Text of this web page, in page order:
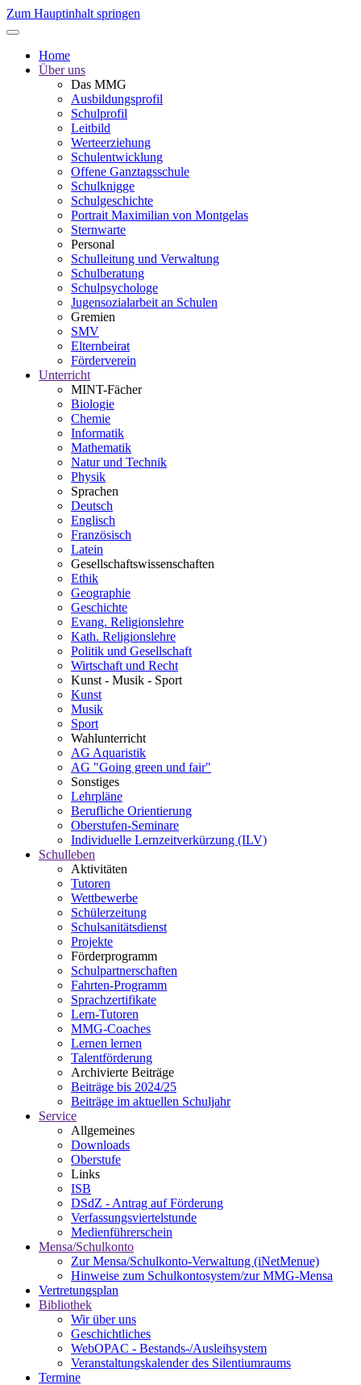
Zum Hauptinhalt springen
Home
Über uns
Das MMG
Ausbildungsprofil
Schulprofil
Leitbild
Werteerziehung
Schulentwicklung
Offene Ganztagsschule
Schulknigge
Schulgeschichte
Portrait Maximilian von Montgelas
Sternwarte
Personal
Schulleitung und Verwaltung
Schulberatung
Schulpsychologe
Jugensozialarbeit an Schulen
Gremien
SMV
Elternbeirat
Förderverein
Unterricht
MINT-Fächer
Biologie
Chemie
Informatik
Mathematik
Natur und Technik
Physik
Sprachen
Deutsch
Englisch
Französisch
Latein
Gesellschaftswissenschaften
Ethik
Geographie
Geschichte
Evang. Religionslehre
Kath. Religionslehre
Politik und Gesellschaft
Wirtschaft und Recht
Kunst - Musik - Sport
Kunst
Musik
Sport
Wahlunterricht
AG Aquaristik
AG "Going green und fair"
Sonstiges
Lehrpläne
Berufliche Orientierung
Oberstufen-Seminare
Individuelle Lernzeitverkürzung (ILV)
Schulleben
Aktivitäten
Tutoren
Wettbewerbe
Schülerzeitung
Schulsanitätsdienst
Projekte
Förderprogramm
Schulpartnerschaften
Fahrten-Programm
Sprachzertifikate
Lern-Tutoren
MMG-Coaches
Lernen lernen
Talentförderung
Archivierte Beiträge
Beiträge bis 2024/25
Beiträge im aktuellen Schuljahr
Service
Allgemeines
Downloads
Oberstufe
Links
ISB
DSdZ - Antrag auf Förderung
Verfassungsviertelstunde
Medienführerschein
Mensa/Schulkonto
Zur Mensa/Schulkonto-Verwaltung (iNetMenue)
Hinweise zum Schulkontosystem/zur MMG-Mensa
Vertretungsplan
Bibliothek
Wir über uns
Geschichtliches
WebOPAC - Bestands-/Ausleihsystem
Veranstaltungskalender des Silentiumraums
Termine